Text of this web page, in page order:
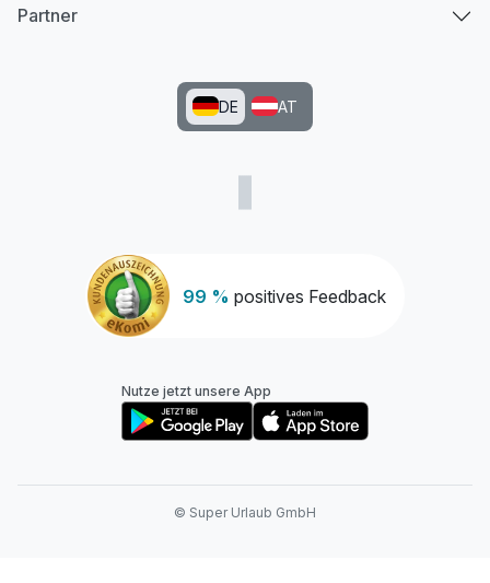
99 % positives Feedback
Partner
DE AT
Nutze jetzt unsere App
© Super Urlaub GmbH